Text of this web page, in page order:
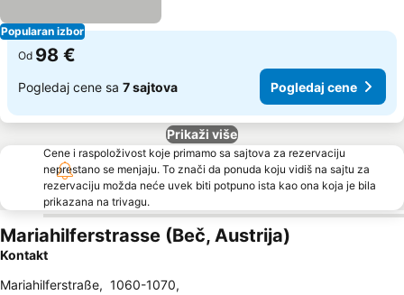
Popularan izbor
Od 98 €
Pogledaj cene sa 7 sajtova Pogledaj cene
Prikaži više
Cene i raspoloživost koje primamo sa sajtova za rezervaciju
neprestano se menjaju. To znači da ponuda koju vidiš na sajtu za
rezervaciju možda neće uvek biti potpuno ista kao ona koja je bila
prikazana na trivagu.
Mariahilferstrasse (Beč, Austrija)
Kontakt
Mariahilferstraße, 1060-1070,